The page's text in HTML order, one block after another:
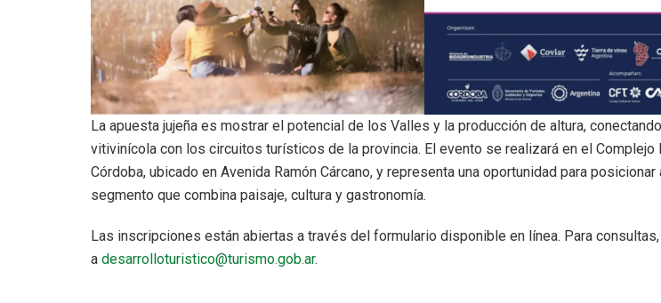
La apuesta jujeña es mostrar el potencial de los Valles y la producción de altura,
vitivinícola con los circuitos turísticos de la provincia. El evento se realizará en el Complejo
Córdoba, ubicado en Avenida Ramón Cárcano, y representa una oportunidad para posicionar
segmento que combina paisaje, cultura y gastronomía.
Las inscripciones están abiertas a través del formulario disponible en línea. Para
a desarrolloturistico@turismo.gob.ar.